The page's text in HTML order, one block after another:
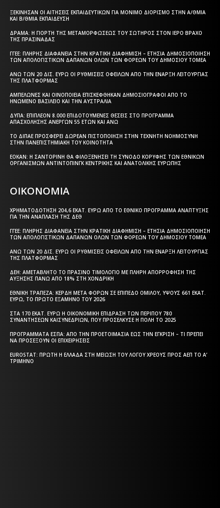
ΞΕΚΊΝΗΣΑΝ ΟΙ ΑΙΤΉΣΕΙΣ ΕΚΠΑΙΔΕΥΤΙΚΏΝ ΓΙΑ ΜΌΝΙΜΟ ΔΙΟΡΙΣΜΌ ΣΤΗΝ Α/ΘΜΙΑ
ΚΑΙ Β/ΘΜΙΑ ΕΚΠΑΊΔΕΥΣΗ
ΔΡΆΜΑ: Η ΓΙΟΡΤΉ ΤΗΣ ΜΕΤΑΜΟΡΦΏΣΕΩΣ ΤΟΥ ΣΩΤΉΡΟΣ ΣΤΟΝ ΙΕΡΌ ΒΡΆΧΟ
ΤΗΣ ΠΡΑΣΙΝΆΔΑΣ
ΓΓΕΕ: ΠΛΉΡΗΣ ΔΙΑΦΆΝΕΙΑ ΣΤΗΝ ΚΡΑΤΙΚΉ ΔΙΑΦΉΜΙΣΗ – EΤΉΣΙΑ ΔΗΜΟΣΙΟΠΟΊΗΣΗ
ΤΩΝ ΑΠΟΛΟΓΙΣΤΙΚΏΝ ΔΑΠΑΝΏΝ ΌΛΩΝ ΤΩΝ ΦΟΡΈΩΝ ΤΟΥ ΔΗΜΟΣΊΟΥ ΤΟΜΈΑ
ΆΝΩ ΤΩΝ 20 ΔΙΣ. ΕΥΡΏ ΟΙ ΡΥΘΜΊΣΕΙΣ ΟΦΕΙΛΏΝ ΑΠΌ ΤΗΝ ΈΝΑΡΞΗ ΛΕΙΤΟΥΡΓΊΑΣ
ΤΗΣ ΠΛΑΤΦΌΡΜΑΣ
ΑΜΠΕΛΏΝΕΣ ΚΑΙ ΟΙΝΟΠΟΙΕΊΑ ΕΠΙΣΚΈΦΘΗΚΑΝ ΔΗΜΟΣΙΟΓΡΆΦΟΙ ΑΠΌ ΤΟ
ΗΝΩΜΈΝΟ ΒΑΣΊΛΕΙΟ ΚΑΙ ΤΗΝ ΑΥΣΤΡΑΛΊΑ
ΔΥΠΑ: ΕΠΙΠΛΈΟΝ 8.000 ΕΠΙΔΟΤΟΎΜΕΝΕΣ ΘΈΣΕΙΣ ΣΤΟ ΠΡΌΓΡΑΜΜΑ
ΑΠΑΣΧΌΛΗΣΗΣ ΑΝΈΡΓΩΝ 55 ΕΤΏΝ ΚΑΙ ΆΝΩ
ΤΟ ΔΙΠΑΕ ΠΡΟΣΦΈΡΕΙ ΔΩΡΕΆΝ ΠΙΣΤΟΠΟΊΗΣΗ ΣΤΗΝ ΤΕΧΝΗΤΉ ΝΟΗΜΟΣΎΝΗ
ΣΤΗΝ ΠΑΝΕΠΙΣΤΗΜΙΑΚΉ ΤΟΥ ΚΟΙΝΌΤΗΤΑ
ΕΟΚΑΝ: Η ΣΑΝΤΟΡΊΝΗ ΘΑ ΦΙΛΟΞΕΝΉΣΕΙ ΤΗ ΣΎΝΟΔΟ ΚΟΡΥΦΉΣ ΤΩΝ ΕΘΝΙΚΏΝ
ΟΡΓΑΝΙΣΜΏΝ ΑΝΤΙΝΤΌΠΙΝΓΚ ΚΕΝΤΡΙΚΉΣ ΚΑΙ ΑΝΑΤΟΛΙΚΉΣ ΕΥΡΏΠΗΣ
ΟΙΚΟΝΟΜΙΑ
ΧΡΗΜΑΤΟΔΌΤΗΣΗ 204,6 ΕΚΑΤ. ΕΥΡΏ ΑΠΌ ΤΟ ΕΘΝΙΚΌ ΠΡΌΓΡΑΜΜΑ ΑΝΆΠΤΥΞΗΣ
ΓΙΑ ΤΗΝ ΑΝΆΠΛΑΣΗ ΤΗΣ ΔΕΘ
ΓΓΕΕ: ΠΛΉΡΗΣ ΔΙΑΦΆΝΕΙΑ ΣΤΗΝ ΚΡΑΤΙΚΉ ΔΙΑΦΉΜΙΣΗ – EΤΉΣΙΑ ΔΗΜΟΣΙΟΠΟΊΗΣΗ
ΤΩΝ ΑΠΟΛΟΓΙΣΤΙΚΏΝ ΔΑΠΑΝΏΝ ΌΛΩΝ ΤΩΝ ΦΟΡΈΩΝ ΤΟΥ ΔΗΜΟΣΊΟΥ ΤΟΜΈΑ
ΆΝΩ ΤΩΝ 20 ΔΙΣ. ΕΥΡΏ ΟΙ ΡΥΘΜΊΣΕΙΣ ΟΦΕΙΛΏΝ ΑΠΌ ΤΗΝ ΈΝΑΡΞΗ ΛΕΙΤΟΥΡΓΊΑΣ
ΤΗΣ ΠΛΑΤΦΌΡΜΑΣ
ΔΕΗ: ΑΜΕΤΆΒΛΗΤΟ ΤΟ ΠΡΆΣΙΝΟ ΤΙΜΟΛΌΓΙΟ ΜΕ ΠΛΉΡΗ ΑΠΟΡΡΌΦΗΣΗ ΤΗΣ
ΑΎΞΗΣΗΣ ΠΆΝΩ ΑΠΌ 18% ΣΤΗ ΧΟΝΔΡΙΚΉ
ΕΘΝΙΚΉ ΤΡΆΠΕΖΑ: ΚΈΡΔΗ ΜΕΤΆ ΦΌΡΩΝ ΣΕ ΕΠΊΠΕΔΟ ΟΜΊΛΟΥ, ΎΨΟΥΣ 661 ΕΚΑΤ.
ΕΥΡΏ, ΤΟ ΠΡΏΤΟ ΕΞΆΜΗΝΟ ΤΟΥ 2026
ΣΤΑ 170 ΕΚΑΤ. ΕΥΡΏ Η ΟΙΚΟΝΟΜΙΚΉ ΕΠΊΔΡΑΣΗ ΤΩΝ ΠΕΡΊΠΟΥ 780
ΣΥΝΑΝΤΉΣΕΩΝ ΚΑΙΣΥΝΕΔΡΊΩΝ, ΠΟΥ ΠΡΟΣΈΛΚΥΣΕ Η ΠΌΛΗ ΤΟ 2025
ΠΡΟΓΡΆΜΜΑΤΑ EΣΠΑ: ΑΠΌ ΤΗΝ ΠΡΟΕΤΟΙΜΑΣΊΑ ΈΩΣ ΤΗΝ ΈΓΚΡΙΣΗ – ΤΙ ΠΡΈΠΕΙ
ΝΑ ΠΡΟΣΈΞΟΥΝ ΟΙ ΕΠΙΧΕΙΡΉΣΕΙΣ
EUROSTAT: ΠΡΏΤΗ Η ΕΛΛΆΔΑ ΣΤΗ ΜΕΊΩΣΗ ΤΟΥ ΛΌΓΟΥ ΧΡΈΟΥΣ ΠΡΟΣ ΑΕΠ ΤΟ Α’
ΤΡΊΜΗΝΟ